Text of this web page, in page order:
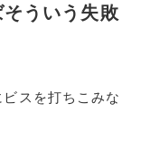
ういう失敗
スを打ちこみな